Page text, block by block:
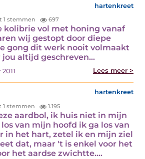
hartenkreet
1 stemmen 697
kolibrie vol met honing vanaf
wij gestopt door diepe
gong dit werk nooit volmaakt
jou altijd geschreven…
Lees meer >
hartenkreet
1 stemmen 1.195
aardbol, ik huis niet in mijn
van mijn hoofd ik ga los van
in het hart, zetel ik en mijn ziel
dat, maar 't is enkel voor het
het aardse zwichtte.…